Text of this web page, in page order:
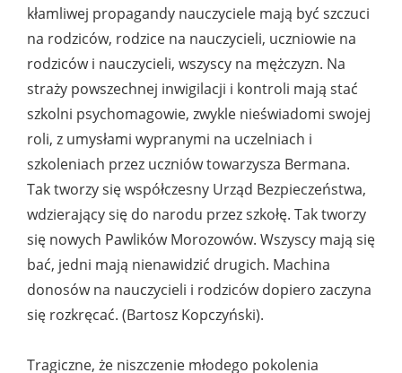
kłamliwej propagandy nauczyciele mają być szczuci
na rodziców, rodzice na nauczycieli, uczniowie na
rodziców i nauczycieli, wszyscy na mężczyzn. Na
straży powszechnej inwigilacji i kontroli mają stać
szkolni psychomagowie, zwykle nieświadomi swojej
roli, z umysłami wypranymi na uczelniach i
szkoleniach przez uczniów towarzysza Bermana.
Tak tworzy się współczesny Urząd Bezpieczeństwa,
wdzierający się do narodu przez szkołę. Tak tworzy
się nowych Pawlików Morozowów. Wszyscy mają się
bać, jedni mają nienawidzić drugich. Machina
donosów na nauczycieli i rodziców dopiero zaczyna
się rozkręcać. (Bartosz Kopczyński).
Tragiczne, że niszczenie młodego pokolenia